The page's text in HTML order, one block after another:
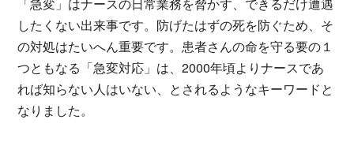
したくない出来事です。防げたはずの死を防ぐため、そ
の対処はたいへん重要です。患者さんの命を守る要の１
つともなる「急変対応」は、2000年頃よりナースであ
れば知らない人はいない、とされるようなキーワードと
なりました。